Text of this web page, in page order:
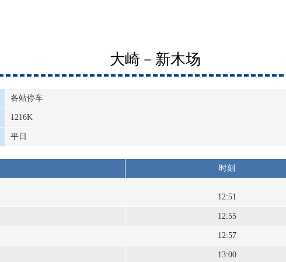
大崎－新木场
各站停车
1216K
平日
时刻
12:51
12:55
12:57
13:00